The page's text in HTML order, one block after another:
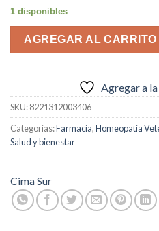
era:
$15.000.
es:
1 disponibles
AGREGAR AL CARRITO
Agregar a
SKU:8221312003406
Categorías:Farmacia,Homeopatía
Salud y bienestar
Cima Sur